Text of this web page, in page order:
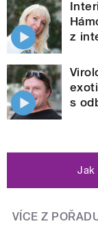
z
s
Jak
VÍCE Z